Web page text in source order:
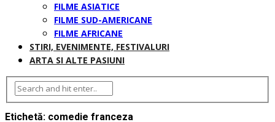
FILME ASIATICE
FILME SUD-AMERICANE
FILME AFRICANE
STIRI, EVENIMENTE, FESTIVALURI
ARTA SI ALTE PASIUNI
Etichetă: comedie franceza